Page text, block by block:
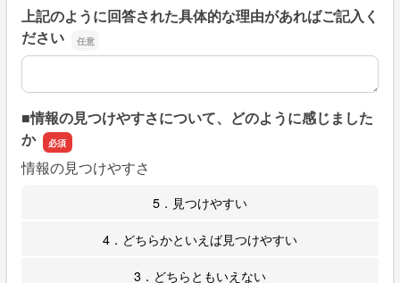
上記のように回答された具体的な理由があればご記入く
ださい
上記のように回答された具体的な理由があればご記入くだ
■情報の見つけやすさについて、どのように感じました
か
情報の見つけやすさ
5．見つけやすい
4．どちらかといえば見つけやすい
3．どちらともいえない